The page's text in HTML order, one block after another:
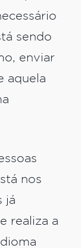
sendo
enviar
aquela
nos
já
realiza a